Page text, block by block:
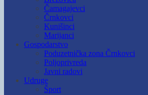
Čamagajevci
Črnkovci
Kunišinci
Marijanci
Gospodarstvo
Poduzetnička zona Črnkovci
Poljoprivreda
Javni radovi
Udruge
Šport